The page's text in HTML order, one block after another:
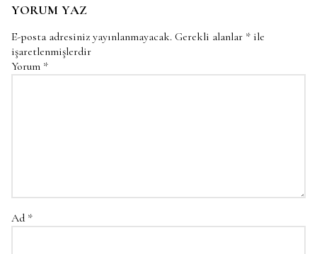
YORUM YAZ
E-posta adresiniz yayınlanmayacak. Gerekli alanlar * ile
işaretlenmişlerdir
Yorum *
Ad *